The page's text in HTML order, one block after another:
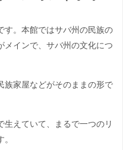
す。本館ではサバ州の民族の
メインで、サバ州の文化につ
族家屋などがそのままの形で
えていて、まるで一つのリ